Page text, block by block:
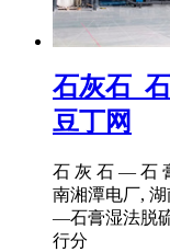
石灰石_
豆丁网
石 灰 石 — 石
南湘潭电厂, 湖
—石膏湿法脱
行分